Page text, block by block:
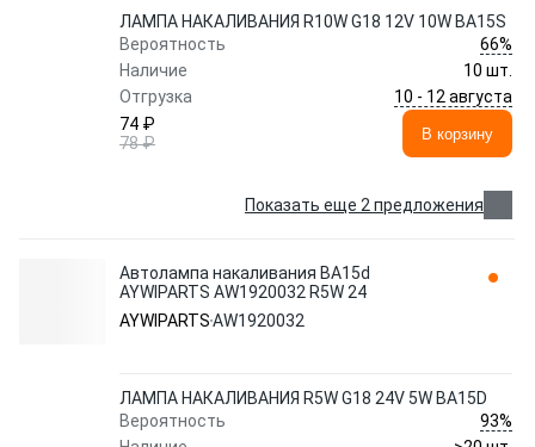
ЛАМПА НАКАЛИВАНИЯ R10W G18 12V 10W BA15S
Вероятность
66%
Наличие
10 шт.
Отгрузка
10 - 12 августа
74 ₽
78 ₽
В корзину
Показать еще 2 предложения
Автолампа накаливания BA15d
AYWIPARTS AW1920032 R5W 24
AYWIPARTSAW1920032
ЛАМПА НАКАЛИВАНИЯ R5W G18 24V 5W BA15D
Вероятность
93%